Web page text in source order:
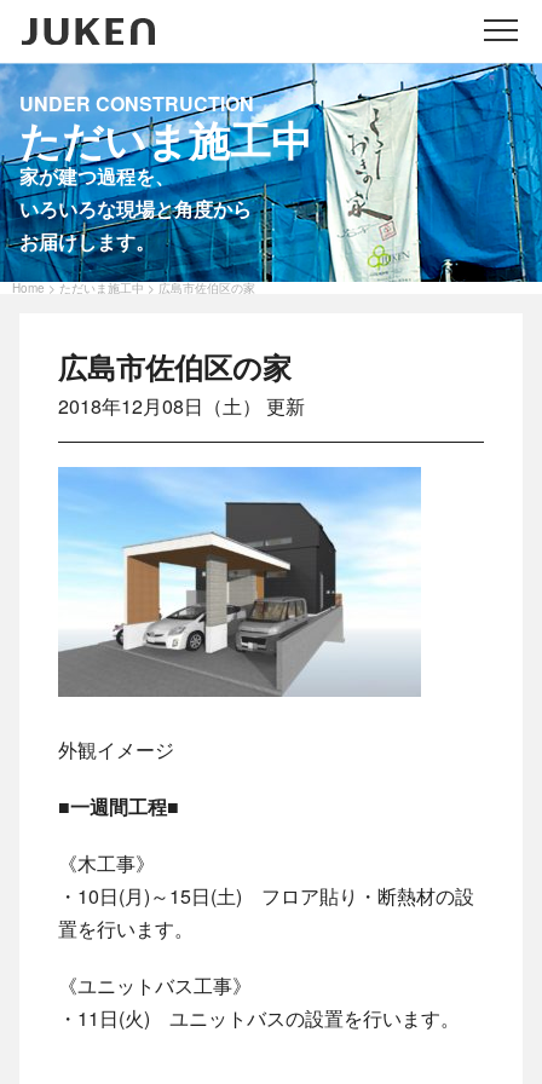
メ
UNDER CONSTRUCTION
ただいま施工中
家が建つ過程を、
いろいろな現場と角度から
お届けします。
Home > ただいま施工中 > 広島市佐伯区の家
広島市佐伯区の家
2018年12月08日（土） 更新
外観イメージ
■一週間工程■
《木工事》
・10日(月)～15日(土) フロア貼り・断熱材の設
置を行います。
《ユニットバス工事》
・11日(火) ユニットバスの設置を行います。